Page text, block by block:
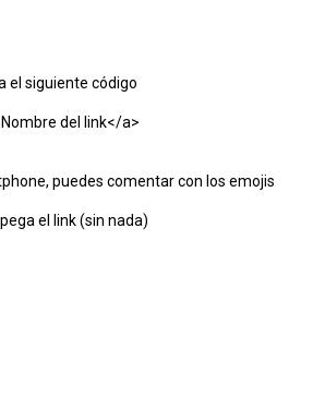
el siguiente código
del link</a>
puedes comentar con los emojis
el link (sin nada)